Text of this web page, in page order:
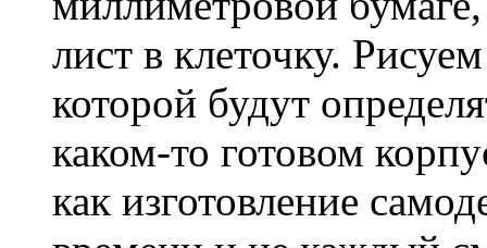
лист в клеточку.
которой будут
каком-то готовом
как изготовление